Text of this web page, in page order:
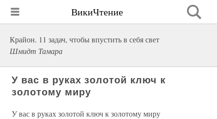
ВикиЧтение
Крайон. 11 задач, чтобы впустить в себя свет
Шмидт Тамара
У вас в руках золотой ключ к
золотому миру
У вас в руках золотой ключ к золотому миру